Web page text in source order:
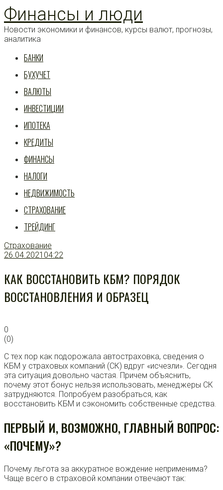
Перейти
к
статье
Финансы и люди
Новости экономики и финансов, курсы валют, прогнозы,
аналитика
БАНКИ
БУХУЧЕТ
ВАЛЮТЫ
ИНВЕСТИЦИИ
ИПОТЕКА
КРЕДИТЫ
ФИНАНСЫ
НАЛОГИ
НЕДВИЖИМОСТЬ
СТРАХОВАНИЕ
ТРЕЙДИНГ
Страхование
26.04.2021 04:22
КАК ВОССТАНОВИТЬ КБМ? ПОРЯДОК
ВОССТАНОВЛЕНИЯ И ОБРАЗЕЦ
0
(0)
С тех пор как подорожала автостраховка, сведения о
КБМ у страховых компаний (СК) вдруг «исчезли». Сегодня
эта ситуация довольно частая. Причем объяснить,
почему этот бонус нельзя использовать, менеджеры СК
затрудняются. Попробуем разобраться, как
восстановить КБМ и сэкономить собственные средства.
ПЕРВЫЙ И, ВОЗМОЖНО, ГЛАВНЫЙ ВОПРОС:
«ПОЧЕМУ»?
Почему льгота за аккуратное вождение неприменима?
Чаще всего в страховой компании отвечают так: